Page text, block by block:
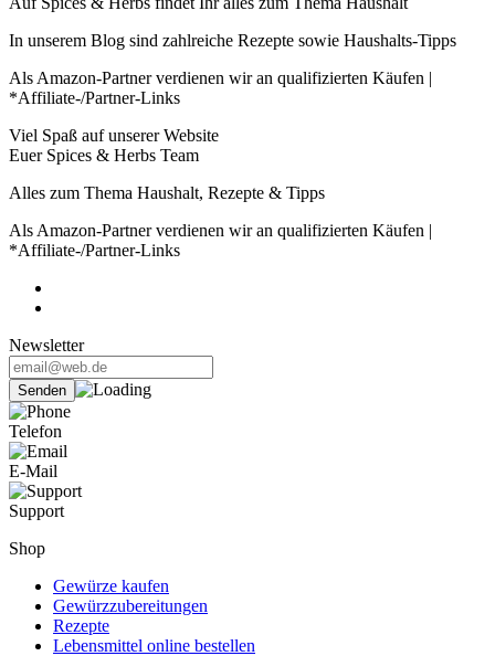
In unserem Blog sind zahlreiche Rezepte sowie Haushalts-Tipps
Als Amazon-Partner verdienen wir an qualifizierten Käufen |
*Affiliate-/Partner-Links
Viel Spaß auf unserer Website
Euer Spices & Herbs Team
Alles zum Thema Haushalt, Rezepte & Tipps
Als Amazon-Partner verdienen wir an qualifizierten Käufen |
*Affiliate-/Partner-Links
Newsletter
Telefon
E-Mail
Support
Shop
Gewürze kaufen
Gewürzzubereitungen
Rezepte
Lebensmittel online bestellen